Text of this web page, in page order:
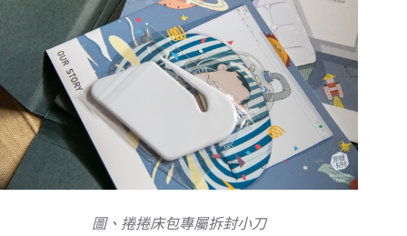
圖、捲捲床包專屬拆封小刀